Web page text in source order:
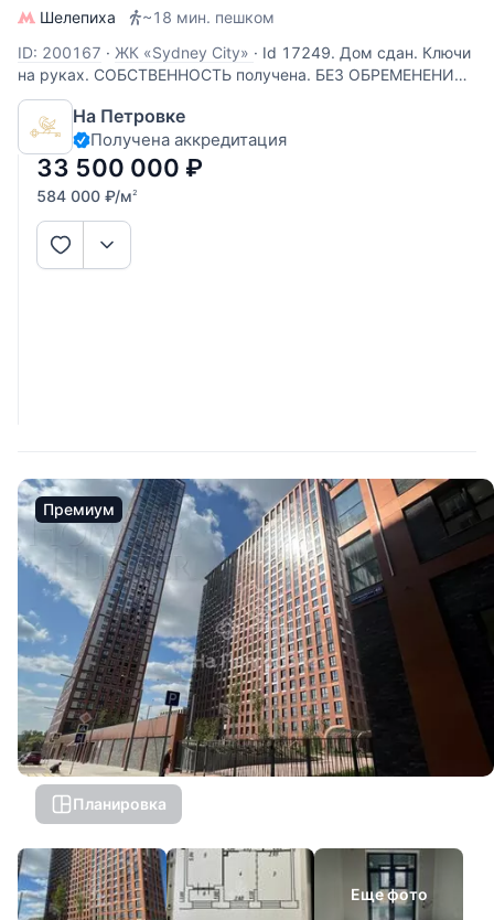
Шелепиха
~18 мин. пешком
ID: 200167 · ЖК «Sydney City» · Id 17249. Дом сдан. Ключи
на руках. СОБСТВЕННОСТЬ получена. БЕЗ ОБРЕМЕНЕНИЙ.
Продается 2-х комнатная квартира в ЖК "Sydney City"
бизнес-класса по адресу: г Москва, Шелепихинская
набережная , дом 40,корпус 2- УГЛОВАЯ -С ВИДОМ НА
РЕКУ. От метро ст
На Петровке
Получена аккредитация
33 500 000 ₽
584 000 ₽/м2
Премиум
Планировка
Еще фото